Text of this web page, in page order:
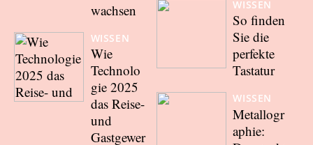
wachsen
WISSEN
Wie
Technolo
gie 2025
das Reise-
und
Gastgewer
WISSEN
So finden
Sie die
perfekte
Tastatur
WISSEN
Metallogr
aphie: